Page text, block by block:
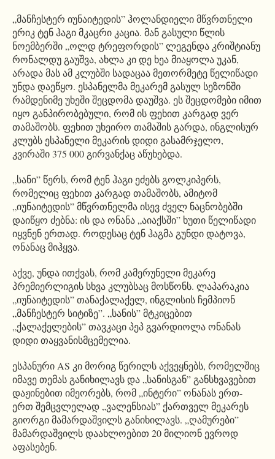
„მანჩესტერ იუნაიტედის” ჰოლანდიელი მწვრთნელი
ერიკ ტენ ჰაგი მკაცრი კაცია. მან გასული წლის
ნოემბერში „ოლდ ტრეფორდის” ლეგენდა კრიშტიანუ
რონალდუ გაუშვა, ახლა კი დე ხეა მიაყოლა უკან,
არადა მას ამ კლუბში სადაცაა მეთორმეტე წელიწადი
უნდა დაეწყო. ესპანელმა მეკარემ გასულ სეზონში
რამდენიმე უხეში შეცდომა დაუშვა. ეს შეცდომები იმით
იყო განპირობებული, რომ ის ფეხით კარგად ვერ
თამაშობს. ფეხით უხეირო თამაშის გარდა, ინგლისურ
კლუბს ესპანელი მეკარის დიდი გასამრჯელო,
კვირაში 375 000 გირვანქაც აწუხებდა.
„სანი” წერს, რომ ტენ ჰაგი ეძებს გოლკიპერს,
რომელიც ფეხით კარგად თამაშობს, ამიტომ
„იუნაიტედის” მწვრთნელმა ისევ ძველ ნაცნობებში
დაიწყო ძებნა: ის და ონანა „აიაქსში” ხუთი წელიწადი
იყვნენ ერთად. როდესაც ტენ ჰაგმა გუნდი დატოვა,
ონანაც მიჰყვა.
აქვე, უნდა ითქვას, რომ კამერუნელი მეკარე
პრემიერლიგის სხვა კლუბსაც მოსწონს. ლაპარაკია
„იუნაიტედის” თანაქალაქელ, ინგლისის ჩემპიონ
„მანჩესტერ სიტიზე”. „სანის” მტკიცებით
„ქალაქელების” თავკაცი პეპ გვარდიოლა ონანას
დიდი თაყვანისმცემელია.
ესპანური AS კი მორიგ წერილს აქვეყნებს, რომელშიც
იმავე თემას განიხილავს და „სანისგან” განსხვავებით
დაჟინებით იმეორებს, რომ „ინტერი” ონანას ერთ-
ერთ შემცვლელად „ვალენსიას” ქართველ მეკარეს
გიორგი მამარდაშვილს განიხილავს. „ღამურები”
მამარდაშვილს დაახლოებით 20 მილიონ ევროდ
აფასებენ.